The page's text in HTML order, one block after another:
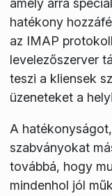
amely arra
hatékony
az IMAP
levelezőszerver
teszi a kliensek
üzeneteket a
A
szabványokat
továbbá, hogy
mindenhol jól